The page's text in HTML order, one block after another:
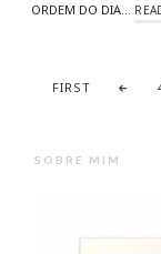
ORDEM DO DIA…
FIRST
SOBRE MIM